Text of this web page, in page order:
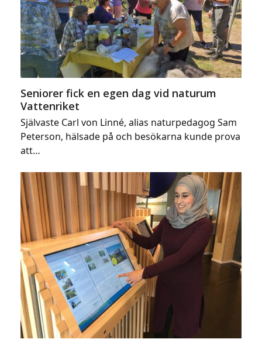
Seniorer fick en egen dag vid naturum
Vattenriket
Självaste Carl von Linné, alias naturpedagog Sam
Peterson, hälsade på och besökarna kunde prova
att…